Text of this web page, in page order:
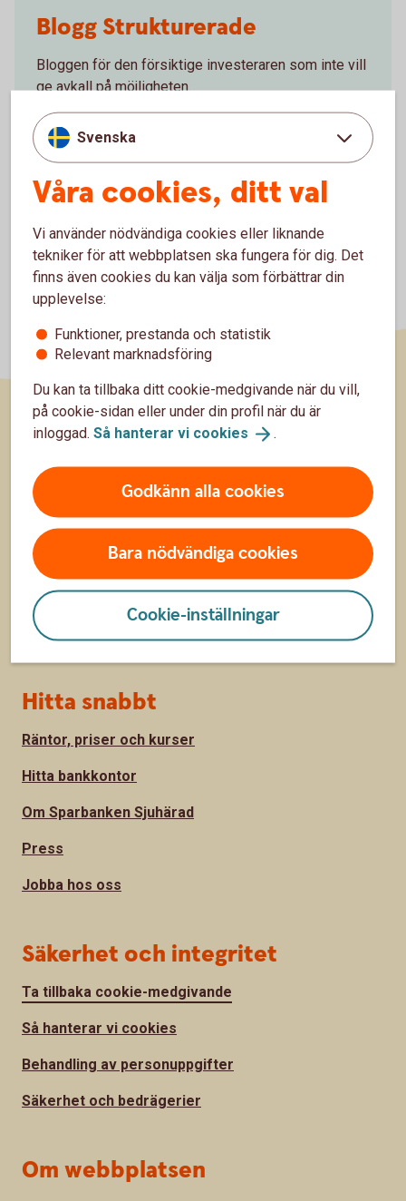
Blogg Strukturerade
Bloggen för den försiktige investeraren som inte vill
ge avkall på möjligheten.
Blogg Strukturerade
Svenska
Våra cookies, ditt val
Vi använder nödvändiga cookies eller liknande
tekniker för att webbplatsen ska fungera för dig. Det
finns även cookies du kan välja som förbättrar din
upplevelse:
Funktioner, prestanda och statistik
Relevant marknadsföring
Du kan ta tillbaka ditt cookie-medgivande när du vill,
på cookie-sidan eller under din profil när du är
inloggad. Så hanterar vi cookies .
Godkänn alla cookies
Bara nödvändiga cookies
Cookie-inställningar
Sidfot
Räkna
Räkna på ränta på ränta
Räkna på månadssparande
Bolånekalkyl
Räkna på billån
Räkna ut pension
Hitta snabbt
Räntor, priser och kurser
Hitta bankkontor
Om Sparbanken Sjuhärad
Press
Jobba hos oss
Säkerhet och integritet
Ta tillbaka cookie-medgivande
Så hanterar vi cookies
Behandling av personuppgifter
Säkerhet och bedrägerier
Om webbplatsen